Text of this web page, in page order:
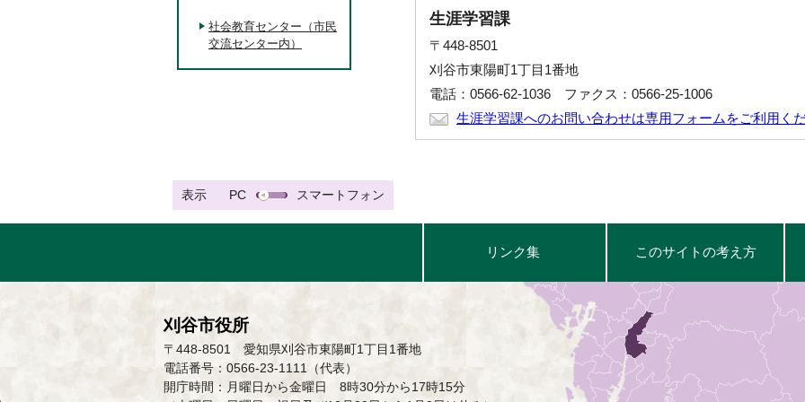
生涯学習課
〒448-8501
刈谷市東陽町1丁目1番地
電話：0566-62-1036 ファクス：0566-25-1006
生涯学習課へのお問い合わせは専用フォームをご利用く
社会教育センター（市民
交流センター内）
表示 PC スマートフォン
リンク集 このサイトの考え方
刈谷市役所
〒448-8501 愛知県刈谷市東陽町1丁目1番地
電話番号：0566-23-1111（代表）
開庁時間：月曜日から金曜日 8時30分から17時15分